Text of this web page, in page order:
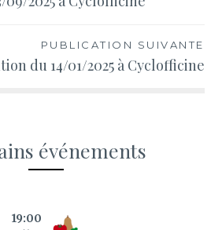
PUBLICATION SUIVANTE
du 14/01/2025 à Cyclofficine
événements
19:00